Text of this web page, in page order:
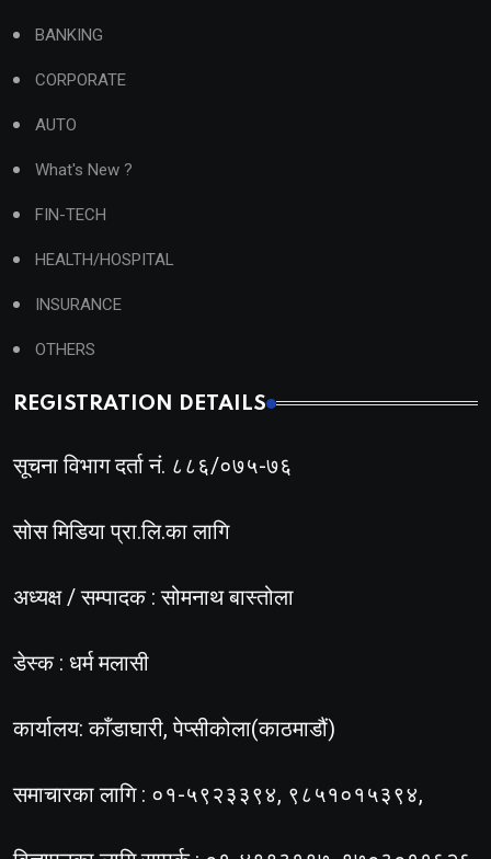
BANKING
CORPORATE
AUTO
What's New ?
FIN-TECH
HEALTH/HOSPITAL
INSURANCE
OTHERS
REGISTRATION DETAILS
सूचना विभाग दर्ता नं. ८८६/०७५-७६
सोस मिडिया प्रा.लि.का लागि
अध्यक्ष / सम्पादक : सोमनाथ बास्तोला
डेस्क : धर्म मलासी
कार्यालय: काँडाघारी, पेप्सीकोला(काठमाडौं)
समाचारका लागि : ०१-५९२३३९४, ९८५१०१५३९४,